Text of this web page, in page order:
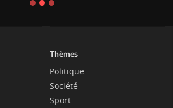
Thèmes
Politique
Société
Sport